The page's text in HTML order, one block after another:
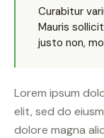
Curabitur
Mauris
justo non,
Lorem ipsum
elit, sed do
dolore magna